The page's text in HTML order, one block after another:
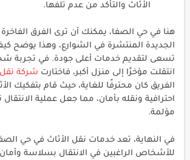
الأثاث والتأكد من عدم تلفها.
هنا في حي الصفا، يمكنك أن ترى الفرق الفاخرة
الجديدة المنتشرة في الشوارع، وهذا يوضح
تسعى لتقديم خدمات أعلى جودة. في تجربة
انتقلت مؤخرًا إلى منزل أكبر، فاختارت شركة نقل
الفريق كان محترفًا للغاية، حيث قام بتفكيك
احترافية ونقله بأمان، مما جعل عملية
مؤلمة.
في النهاية، تعد خدمات نقل الأثاث في حي الصفا
للأشخاص الراغبين في الانتقال بسلاسة